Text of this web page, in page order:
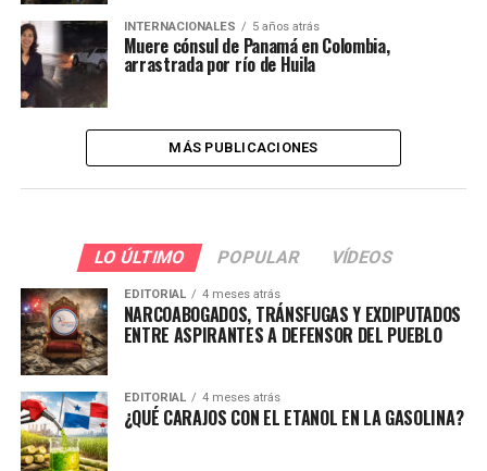
INTERNACIONALES 5 años atrás
Muere cónsul de Panamá en Colombia,
arrastrada por río de Huila
MÁS PUBLICACIONES
LO ÚLTIMO POPULAR VÍDEOS
EDITORIAL 4 meses atrás
NARCOABOGADOS, TRÁNSFUGAS Y EXDIPUTADOS
ENTRE ASPIRANTES A DEFENSOR DEL PUEBLO
EDITORIAL 4 meses atrás
¿QUÉ CARAJOS CON EL ETANOL EN LA GASOLINA?